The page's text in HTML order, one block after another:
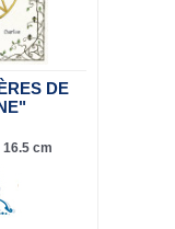
DE
cm